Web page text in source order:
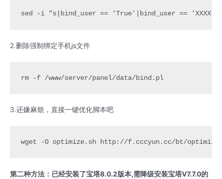
sed -i "s|bind_user == 'True'|bind_user ==
2.删除强制绑定手机js文件
rm -f /www/server/panel/data/bind.pl
3.还嫌麻烦，直接一键优化脚本吧
wget -O optimize.sh http://f.cccyun.cc/bt/
第二种方法：已经安装了宝塔8.0.2版本,需降级安装宝塔V7.7.0的